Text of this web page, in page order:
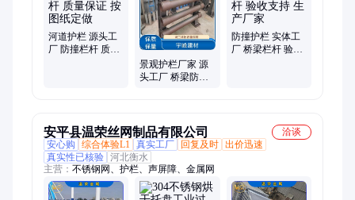
河道护栏 源头工
厂 防撞栏杆 质量
景观护栏厂家 源
头工厂 桥梁防撞
防撞护栏 实体工
厂 桥梁栏杆 验收
安平县温荣丝网制品有限公司
洽谈
安心购
综合体验L1 真实工厂 回复及时 出价迅速
真实性已核验 河北衡水
主营： 不锈钢网、护栏、声屏障、金属网